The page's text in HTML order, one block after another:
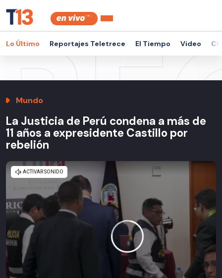
Lo Último Reportajes Teletrece El Tiempo Video
Mundo
La Justicia de Perú condena a más de
11 años a expresidente Castillo por
rebelión